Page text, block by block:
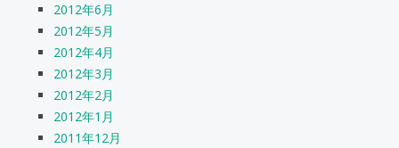
2012年6月
2012年5月
2012年4月
2012年3月
2012年2月
2012年1月
2011年12月